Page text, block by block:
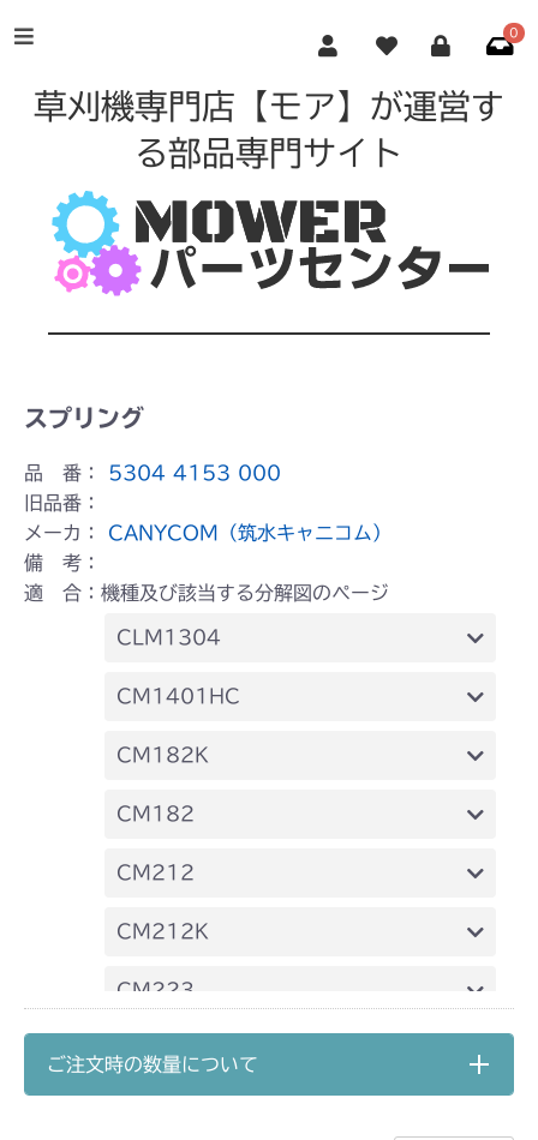
0
草刈機専門店【モア】が運営す
る部品専門サイト
スプリング
品 番：
5304 4153 000
旧品番：
メーカ： CANYCOM（筑水キャニコム）
備 考：
適 合：機種及び該当する分解図のページ
CLM1304
本体 FIG13 刈刃カバー
CM1401HC
本体 FIG26 刈刃カバー
CM182K
本体 FIG8 カバー
CM182
本体 FIG7 カバー
CM212
本体 FIG7 カバー
CM212K
本体 FIG8 カバー
CM223
ご注文時の数量について